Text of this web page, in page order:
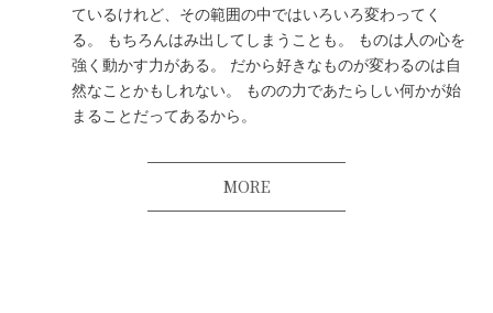
ているけれど、その範囲の中ではいろいろ変わってく
る。 もちろんはみ出してしまうことも。 ものは人の心を
強く動かす力がある。 だから好きなものが変わるのは自
然なことかもしれない。 ものの力であたらしい何かが始
まることだってあるから。
MORE